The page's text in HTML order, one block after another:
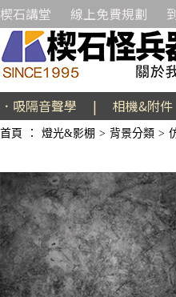
楔石講堂 線上免費規劃
．吸隔音聲學 | 相機&附件
首頁 ： 燈光&影棚 > 背景分類 >